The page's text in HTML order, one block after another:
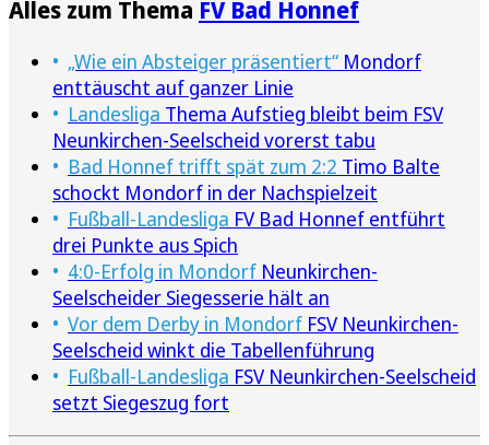
Alles zum Thema FV Bad Honnef
„Wie ein Absteiger präsentiert“ Mondorf
enttäuscht auf ganzer Linie
Landesliga Thema Aufstieg bleibt beim FSV
Neunkirchen-Seelscheid vorerst tabu
Bad Honnef trifft spät zum 2:2 Timo Balte
schockt Mondorf in der Nachspielzeit
Fußball-Landesliga FV Bad Honnef entführt
drei Punkte aus Spich
4:0-Erfolg in Mondorf Neunkirchen-
Seelscheider Siegesserie hält an
Vor dem Derby in Mondorf FSV Neunkirchen-
Seelscheid winkt die Tabellenführung
Fußball-Landesliga FSV Neunkirchen-Seelscheid
setzt Siegeszug fort